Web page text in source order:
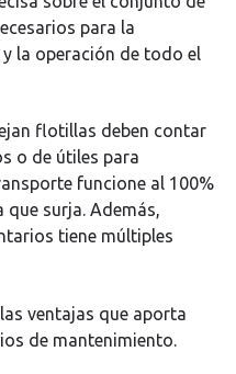
para la
la operación de todo el
flotillas deben contar
o de útiles para
funcione al 100%
surja. Además,
tiene múltiples
ventajas que aporta
de mantenimiento.